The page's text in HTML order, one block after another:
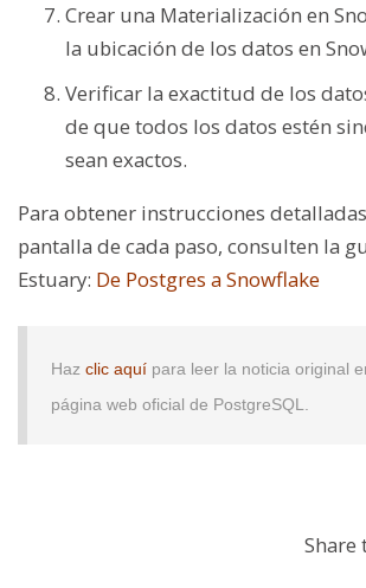
Crear una Materialización en
la ubicación de los datos en
Verificar la exactitud de los
de que todos los datos estén
sean exactos.
Para obtener instrucciones
pantalla de cada paso, consulten la
Estuary: De Postgres a Snowflake
Haz clic aquí para leer la noticia original
página web oficial de PostgreSQL.
Share